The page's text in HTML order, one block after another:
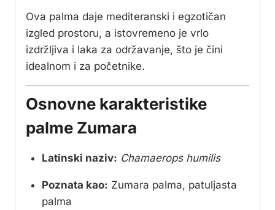
Ova palma daje mediteranski i egzotičan
izgled prostoru, a istovremeno je vrlo
izdržljiva i laka za održavanje, što je čini
idealnom i za početnike.
Osnovne karakteristike
palme Zumara
Latinski naziv: Chamaerops humilis
Poznata kao: Zumara palma, patuljasta
palma